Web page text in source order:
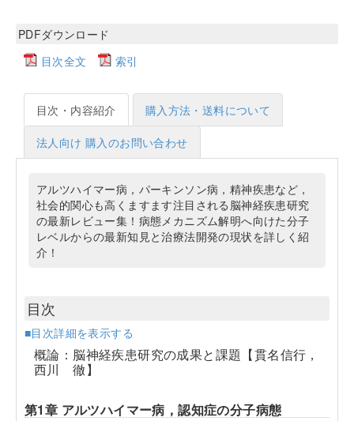
PDFダウンロード
目次全文
索引
目次・内容紹介 購入方法・送料について
法人向け 購入のお問い合わせ
アルツハイマー病，パーキンソン病，精神疾患など，
社会的関心も高くますます注目される脳神経疾患研究
の最新レビュー集！病態メカニズム解明へ向けた分子
レベルからの最新知見と治療法開発の現状を詳しく紹
介！
目次
■目次詳細を表示する
概論：脳神経疾患研究の成果と課題【貫名信行，
西川 徹】
第1章 アルツハイマー病，認知症の分子病態